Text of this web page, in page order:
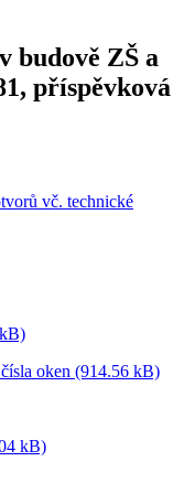
budově ZŠ a
příspěvková
vč. technické
oken (914.56 kB)
kB)